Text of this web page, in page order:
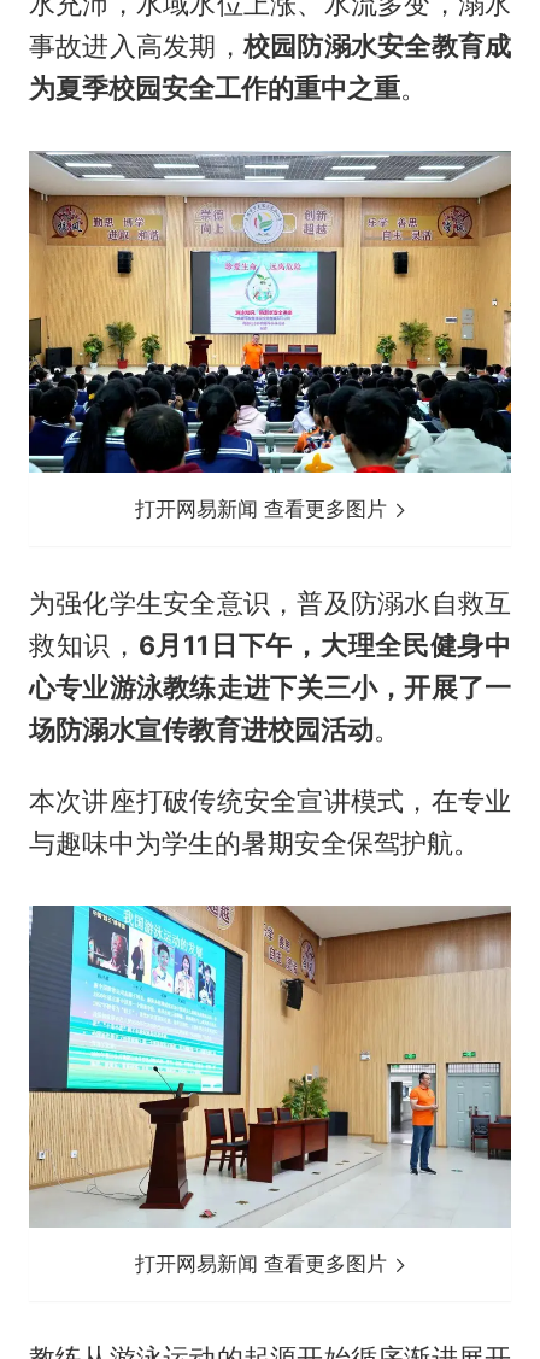
事故进入高发期， 校园防溺水安全教育成
为夏季校园安全工作的重中之重。
打开网易新闻 查看更多图片
为强化学生安全意识，普及防溺水自救互
救知识， 6月11日下午，大理全民健身中
心专业游泳教练走进下关三小，开展了一
场防溺水宣传教育进校园活动。
本次讲座打破传统安全宣讲模式，在专业
与趣味中为学生的暑期安全保驾护航。
打开网易新闻 查看更多图片